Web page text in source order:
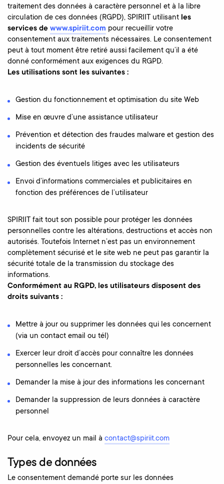
traitement des données à caractère personnel et à la libre
circulation de ces données (RGPD), SPIRIIT utilisant les
services de www.spiriit.com pour recueillir votre
consentement aux traitements nécessaires. Le consentement
peut à tout moment être retiré aussi facilement qu’il a été
donné conformément aux exigences du RGPD.
Les utilisations sont les suivantes :
Gestion du fonctionnement et optimisation du site Web
Mise en œuvre d’une assistance utilisateur
Prévention et détection des fraudes malware et gestion des
incidents de sécurité
Gestion des éventuels litiges avec les utilisateurs
Envoi d’informations commerciales et publicitaires en
fonction des préférences de l’utilisateur
SPIRIIT fait tout son possible pour protéger les données
personnelles contre les altérations, destructions et accès non
autorisés. Toutefois Internet n’est pas un environnement
complètement sécurisé et le site web ne peut pas garantir la
sécurité totale de la transmission du stockage des
informations.
Conformément au RGPD, les utilisateurs disposent des
droits suivants :
Mettre à jour ou supprimer les données qui les concernent
(via un contact email ou tél)
Exercer leur droit d’accès pour connaître les données
personnelles les concernant.
Demander la mise à jour des informations les concernant
Demander la suppression de leurs données à caractère
personnel
Pour cela, envoyez un mail à contact@spiriit.com
Types de données
Le consentement demandé porte sur les données